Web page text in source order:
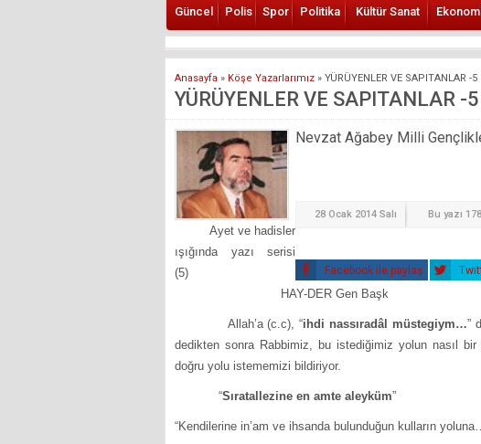
Güncel Polis Spor Politika Kültür Sanat
Anasayfa » Köşe Yazarlarımız » YÜRÜYENLER VE SAPITANLAR -5
YÜRÜYENLER VE SAPITANLAR -5
Nevzat Ağabey Milli
28 Ocak 2014 Salı Bu yazı
Facebook ile paylaş
Ayet ve hadisler
ışığında yazı serisi
(5)
HAY-DER Gen Başk
Allah’a (c.c), “ihdi nassıradâl müstegiym…”
dedikten sonra Rabbimiz, bu istediğimiz yolun nasıl
doğru yolu istememizi bildiriyor.
“Sıratallezine en amte aleyküm”
“Kendilerine in’am ve ihsanda bulunduğun kulların